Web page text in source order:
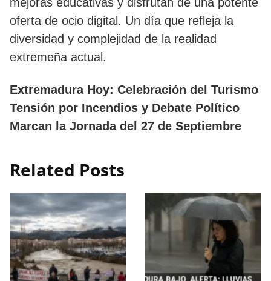
oferta de ocio digital. Un día que refleja la
diversidad y complejidad de la realidad
extremeña actual.
Extremadura Hoy: Celebración del Turismo
Tensión por Incendios y Debate Político
Marcan la Jornada del 27 de Septiembre
Related Posts